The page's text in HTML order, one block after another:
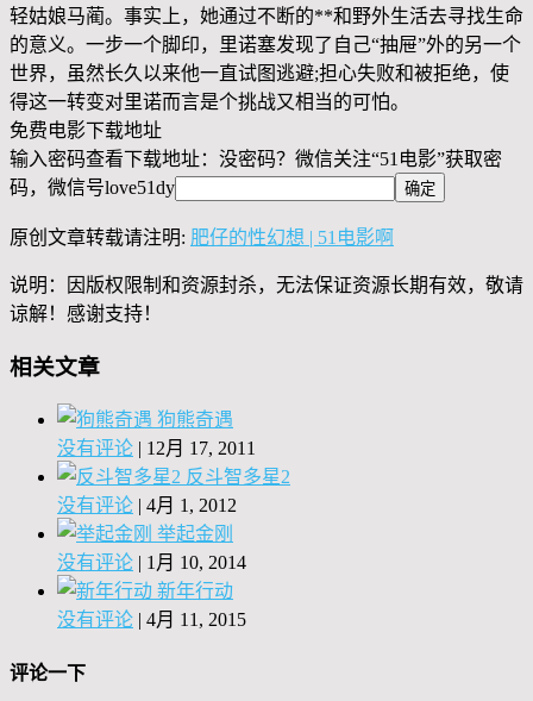
轻姑娘马蔺。事实上，她通过不断的**和野外生活去寻找生命
的意义。一步一个脚印，里诺塞发现了自己“抽屉”外的另一个
世界，虽然长久以来他一直试图逃避;担心失败和被拒绝，使
得这一转变对里诺而言是个挑战又相当的可怕。
免费电影下载地址
输入密码查看下载地址：没密码？微信关注“51电影”获取密
码，微信号love51dy
原创文章转载请注明: 肥仔的性幻想 | 51电影啊
说明：因版权限制和资源封杀，无法保证资源长期有效，敬请
谅解！感谢支持！
相关文章
狗熊奇遇
没有评论 | 12月 17, 2011
反斗智多星2
没有评论 | 4月 1, 2012
举起金刚
没有评论 | 1月 10, 2014
新年行动
没有评论 | 4月 11, 2015
评论一下